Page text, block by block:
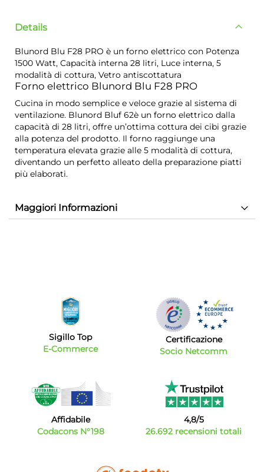
Details
Blunord Blu F28 PRO è un forno elettrico con Potenza
1500 Watt, Capacità interna 28 litri, Luce interna, 5
modalità di cottura, Vetro antiscottatura
Forno elettrico Blunord Blu F28 PRO
Cucina in modo semplice e veloce grazie al sistema di
ventilazione. Blunord Bluf 62è un forno elettrico dalla
capacità di 28 litri, offre un’ottima cottura dei cibi grazie
alla potenza del prodotto. Il forno raggiunge una
temperatura elevata grazie alle 5 modalità di cottura,
diventando un perfetto alleato della preparazione piatti
più elaborati.
Maggiori Informazioni
Sigillo Top
E-Commerce
Certificazione
Socio Netcomm
Affidabile
Codacons N°198
4,8/5
26.692 recensioni totali